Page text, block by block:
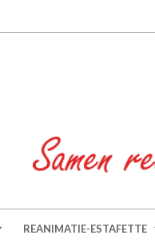
REANIMATIE-ESTAFETTE